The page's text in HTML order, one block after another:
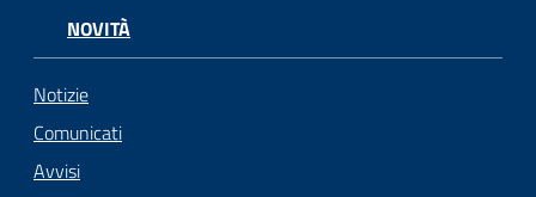
NOVITÀ
Notizie
Comunicati
Avvisi